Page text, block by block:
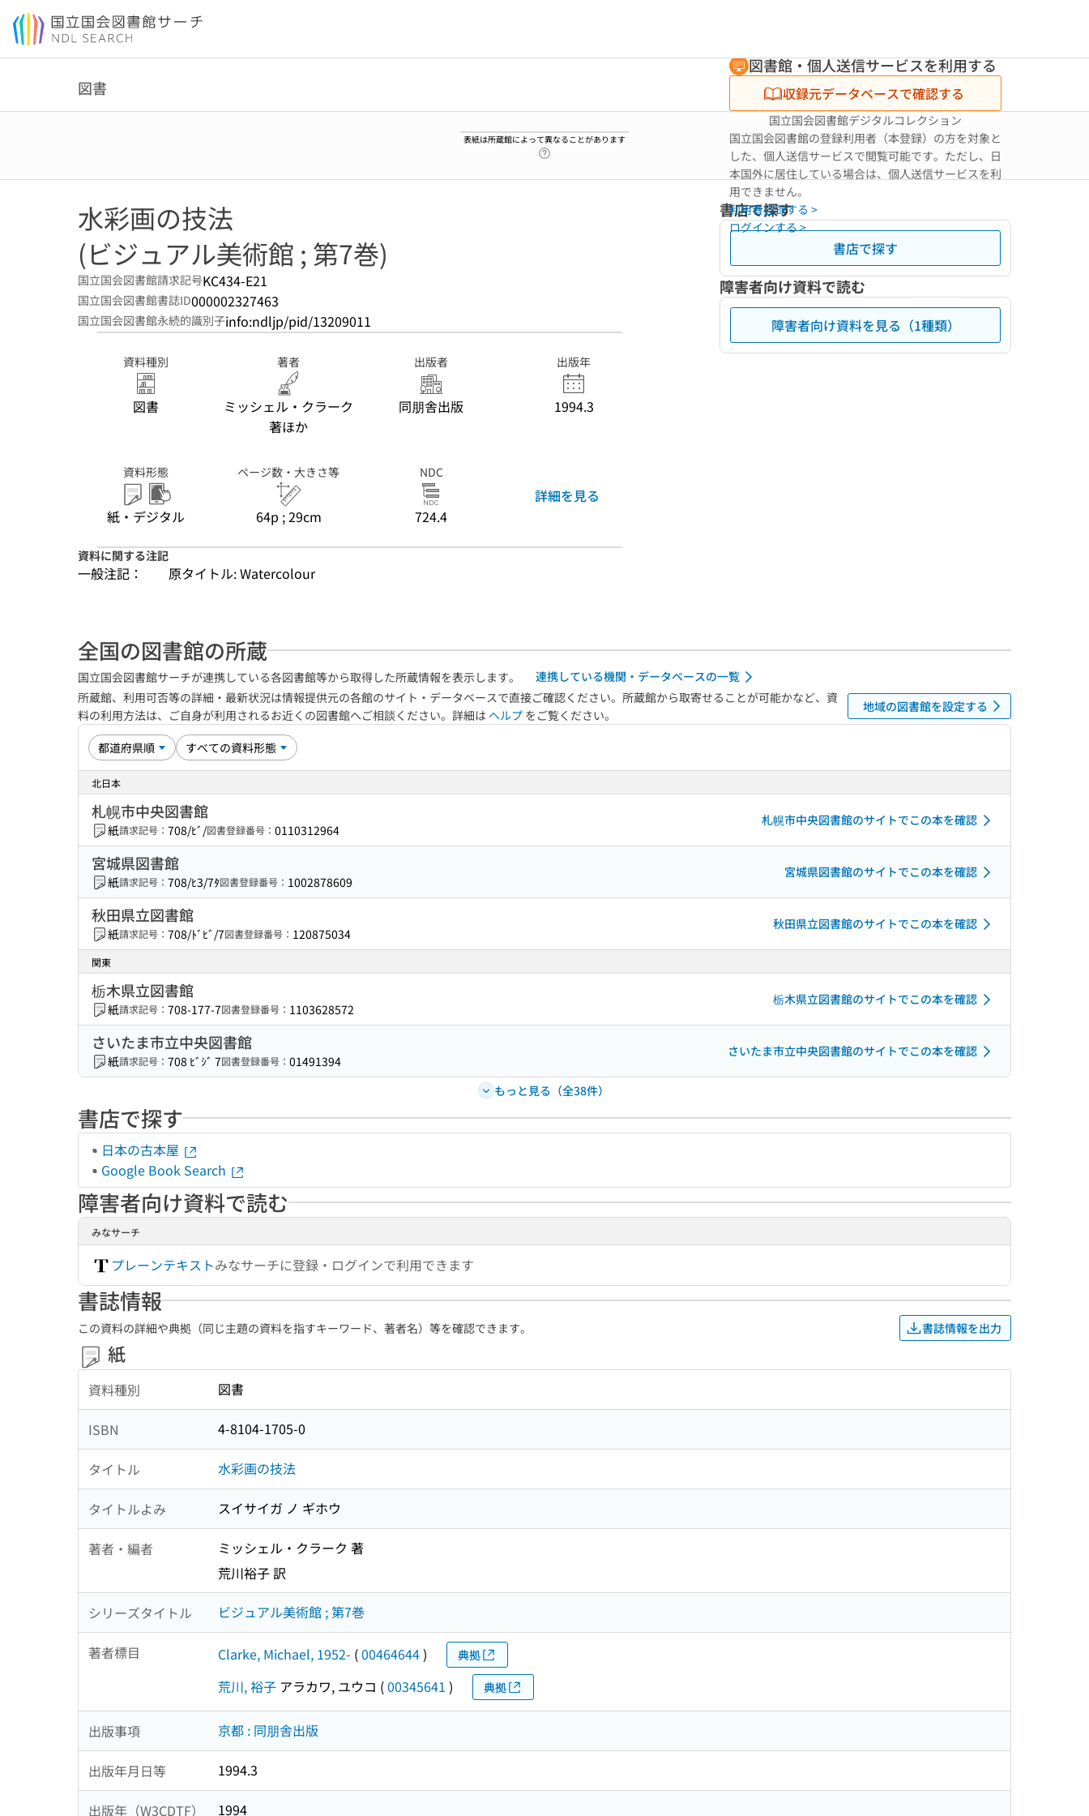
本文へ移動
図書
表紙は所蔵館によって異なることがあります
図書館・個人送信サービスを利用する
収録元データベースで確認する
国立国会図書館デジタルコレクション
国立国会図書館の登録利用者（本登録）の方を対象と
した、個人送信サービスで閲覧可能です。ただし、日
本国外に居住している場合は、個人送信サービスを利
用できません。
利用者登録する >
ログインする >
水彩画の技法
(ビジュアル美術館 ; 第7巻)
国立国会図書館請求記号KC434-E21
国立国会図書館書誌ID000002327463
国立国会図書館永続的識別子info:ndljp/pid/13209011
資料種別
図書
著者
ミッシェル・クラーク
著ほか
出版者
同朋舎出版
出版年
1994.3
資料形態
紙・デジタル
ページ数・大きさ等
64p ; 29cm
NDC
724.4
詳細を見る
資料に関する注記
一般注記： 原タイトル: Watercolour
書店で探す
書店で探す
障害者向け資料で読む
障害者向け資料を見る（1種類）
全国の図書館の所蔵
国立国会図書館サーチが連携している各図書館等から取得した所蔵情報を表示します。
連携している機関・データベースの一覧
所蔵館、利用可否等の詳細・最新状況は情報提供元の各館のサイト・データベースで直接ご確認ください。所蔵館から取寄せることが可能かなど、資
料の利用方法は、ご自身が利用されるお近くの図書館へご相談ください。詳細は ヘルプ をご覧ください。
地域の図書館を設定する
北日本
札幌市中央図書館
紙請求記号： 708/ﾋﾞ/図書登録番号： 0110312964
札幌市中央図書館のサイトでこの本を確認
宮城県図書館
紙請求記号： 708/ﾋ3/7ﾀ図書登録番号： 1002878609
宮城県図書館のサイトでこの本を確認
秋田県立図書館
紙請求記号： 708/ﾄﾞﾋﾞ/7図書登録番号： 120875034
秋田県立図書館のサイトでこの本を確認
関東
栃木県立図書館
紙請求記号： 708-177-7図書登録番号： 1103628572
栃木県立図書館のサイトでこの本を確認
さいたま市立中央図書館
紙請求記号： 708 ﾋﾞｼﾞ 7図書登録番号： 01491394
さいたま市立中央図書館のサイトでこの本を確認
もっと見る（全38件）
書店で探す
日本の古本屋
Google Book Search
障害者向け資料で読む
みなサーチ
プレーンテキストみなサーチに登録・ログインで利用できます
書誌情報
この資料の詳細や典拠（同じ主題の資料を指すキーワード、著者名）等を確認できます。 書誌情報を出力
紙
資料種別 図書
ISBN 4-8104-1705-0
タイトル 水彩画の技法
タイトルよみ スイサイガ ノ ギホウ
著者・編者
ミッシェル・クラーク 著
荒川裕子 訳
シリーズタイトル ビジュアル美術館 ; 第7巻
著者標目 Clarke, Michael, 1952- (00464644) 典拠
荒川, 裕子 アラカワ, ユウコ (00345641 ) 典拠
出版事項 京都 : 同朋舎出版
出版年月日等 1994.3
出版年（W3CDTF） 1994